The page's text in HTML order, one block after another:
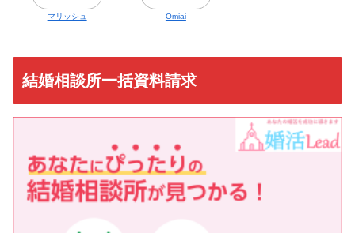
マリッシュ Omiai
結婚相談所一括資料請求